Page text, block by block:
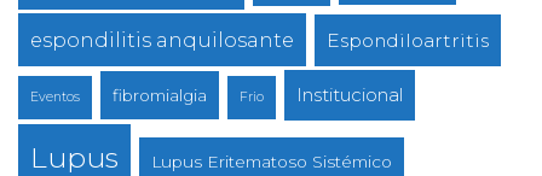
espondilitis anquilosante Espondiloartritis
Eventos fibromialgia Frio Institucional
Lupus Lupus Eritematoso Sistémico